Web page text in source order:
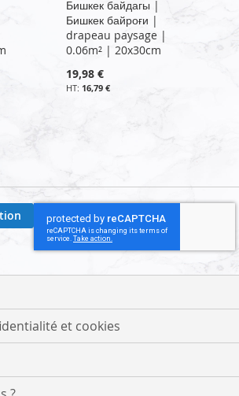
Бишкек байдагы |
Бишкек байроғи |
drapeau paysage |
0.06m² | 20x30cm
19,98 €
16,79 €
et cookies